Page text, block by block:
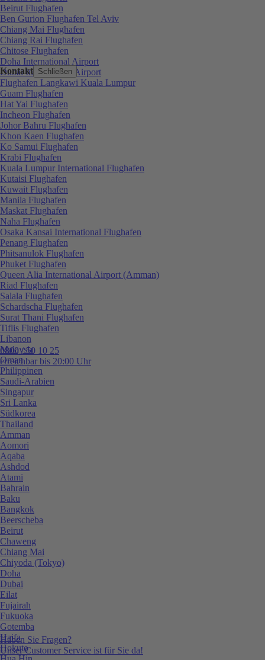
Kontakt Schließen
0800 / 50 10 25
erreichbar bis 20:00 Uhr
Haben Sie Fragen?
Unser Customer Service ist für Sie da!
Beirut Flughafen
Ben Gurion Flughafen Tel Aviv
Chiang Mai Flughafen
Chiang Rai Flughafen
Chitose Flughafen
Doha International Airport
Dubai International Airport
Flughafen Langkawi Kuala Lumpur
Guam Flughafen
Hat Yai Flughafen
Incheon Flughafen
Johor Bahru Flughafen
Khon Kaen Flughafen
Ko Samui Flughafen
Krabi Flughafen
Kuala Lumpur International Flughafen
Kutaisi Flughafen
Kuwait Flughafen
Manila Flughafen
Maskat Flughafen
Naha Flughafen
Osaka Kansai International Flughafen
Penang Flughafen
Phitsanulok Flughafen
Phuket Flughafen
Queen Alia International Airport (Amman)
Riad Flughafen
Salala Flughafen
Schardscha Flughafen
Surat Thani Flughafen
Tiflis Flughafen
Libanon
Malaysia
Oman
Philippinen
Saudi-Arabien
Singapur
Sri Lanka
Südkorea
Thailand
Amman
Aomori
Aqaba
Ashdod
Atami
Bahrain
Baku
Bangkok
Beerscheba
Beirut
Chaweng
Chiang Mai
Chiyoda (Tokyo)
Doha
Dubai
Eilat
Fujairah
Fukuoka
Gotemba
Haifa
Hokuto